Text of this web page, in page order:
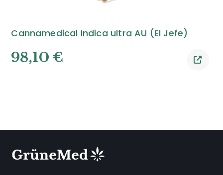
Cannamedical Indica ultra AU (El Jefe)
98,10 €